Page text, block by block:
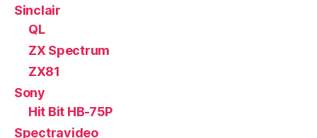
Sinclair
QL
ZX Spectrum
ZX81
Sony
Hit Bit HB-75P
Spectravideo